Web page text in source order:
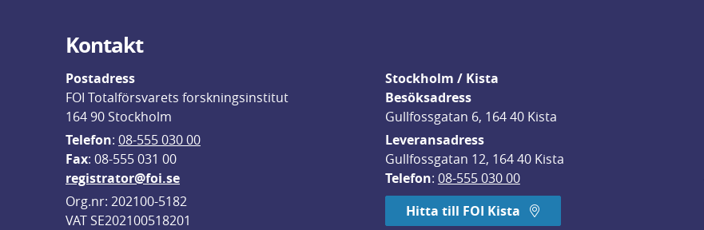
Kontakt
Postadress
FOI Totalförsvarets forskningsinstitut
164 90 Stockholm
Telefon: 08-555 030 00
Fax: 08-555 031 00
registrator@foi.se
Org.nr: 202100-5182
VAT SE202100518201
Stockholm / Kista
Besöksadress
Gullfossgatan 6, 164 40 Kista
Leveransadress
Gullfossgatan 12, 164 40 Kista
Telefon: 08-555 030 00
Hitta till FOI Kista